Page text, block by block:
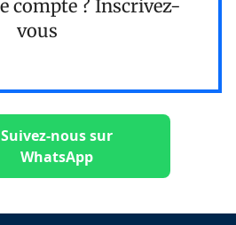
compte ? Inscrivez-
vous
Suivez-nous sur
WhatsApp